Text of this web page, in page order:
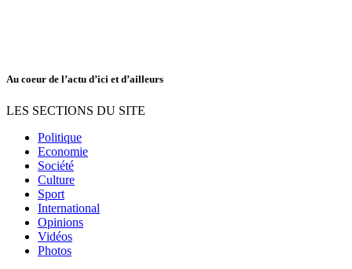
Au coeur de l’actu d’ici et d’ailleurs
LES SECTIONS DU SITE
Politique
Economie
Société
Culture
Sport
International
Opinions
Vidéos
Photos